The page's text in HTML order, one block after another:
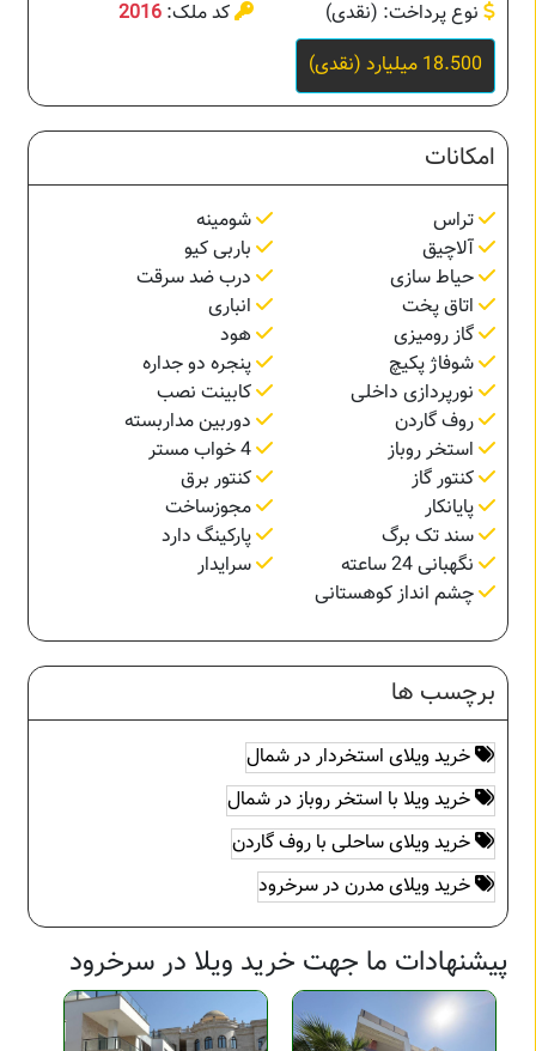
نوع پرداخت: (نقدی) کد ملک: 2016
18.500 میلیارد (نقدی)
امکانات
تراس
شومینه
آلاچیق
باربی کیو
حیاط سازی
درب ضد سرقت
اتاق پخت
انباری
گاز رومیزی
هود
شوفاژ پکیچ
پنجره دو جداره
نورپردازی داخلی
کابینت نصب
روف گاردن
دوربین مداربسته
استخر روباز
4 خواب مستر
کنتور گاز
کنتور برق
پایانکار
مجوزساخت
سند تک برگ
پارکینگ دارد
نگهبانی 24 ساعته
سرایدار
چشم انداز کوهستانی
برچسب ها
خرید ویلای استخردار در شمال
خرید ویلا با استخر روباز در شمال
خرید ویلای ساحلی با روف گاردن
خرید ویلای مدرن در سرخرود
پیشنهادات ما جهت خرید ویلا در سرخرود